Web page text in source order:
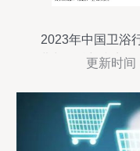
2023年中国卫浴
进出口总额和贸
更新时间